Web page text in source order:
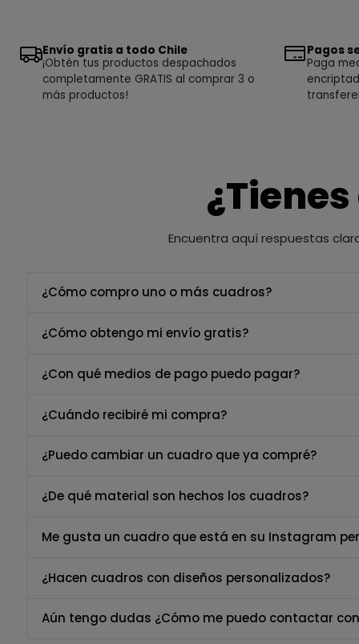
Envío gratis a todo Chile
¡Obtén tus productos despachados
completamente GRATIS al comprar 3 o
más productos!
Pagos
Paga
Encuentra aquí respuestas
¿Cómo compro uno o más cuadros?
¿Cómo obtengo mi envío gratis?
¿Con qué medios de pago puedo pagar?
¿Cuándo recibiré mi compra?
¿Puedo cambiar un cuadro que ya compré?
¿De qué material son hechos los cuadros?
Me gusta un cuadro que está en su Instagram
¿Hacen cuadros con diseños personalizados?
Aún tengo dudas ¿Cómo me puedo contactar